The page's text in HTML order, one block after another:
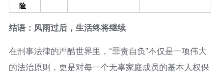
险
结语：风雨过后，生活终将继续
在刑事法律的严酷世界里，“罪责自负”不仅是一项伟大
的法治原则，更是对每一个无辜家庭成员的基本人权保